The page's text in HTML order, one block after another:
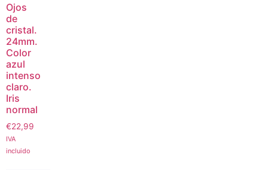
Ojos
de
cristal.
24mm.
Color
azul
intenso
claro.
Iris
normal
€22,99
IVA
incluido